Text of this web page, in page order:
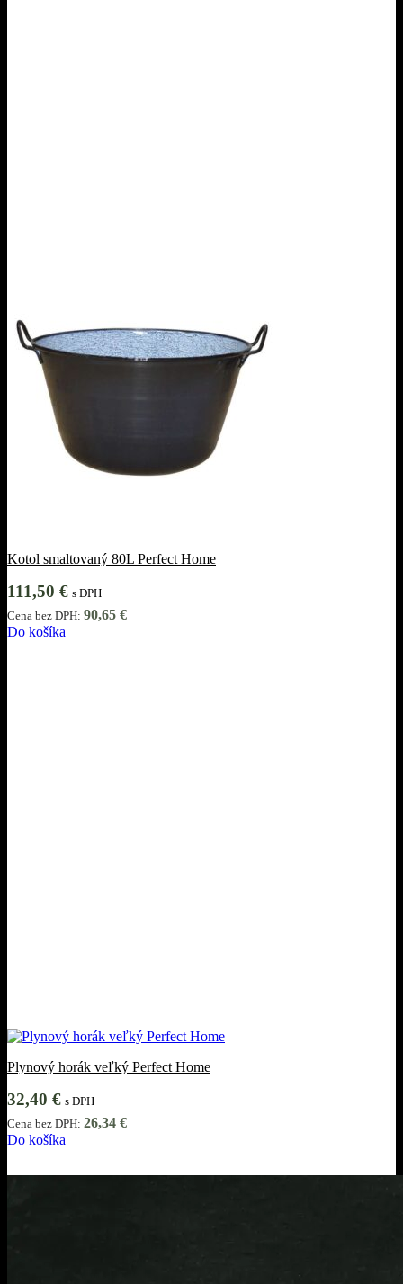
Kotol smaltovaný 80L Perfect Home
111,50 € s DPH
Cena bez DPH: 90,65 €
Do košíka
Plynový horák veľký Perfect Home
32,40 € s DPH
Cena bez DPH: 26,34 €
Do košíka